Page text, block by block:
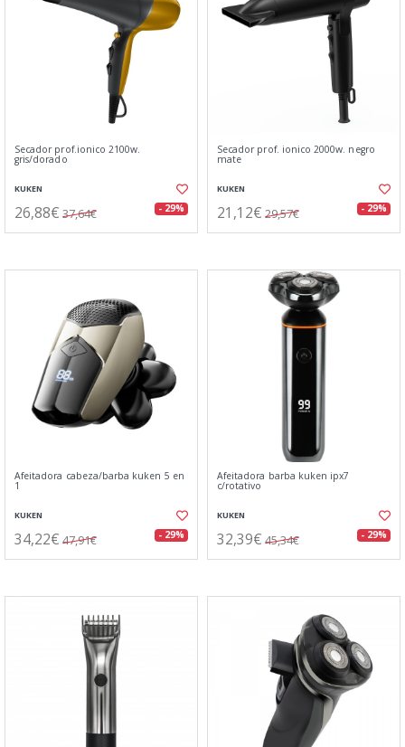
Secador prof.ionico 2100w.
gris/dorado
KUKEN
26,88€ 37,64€ - 29%
Secador prof. ionico 2000w. negro
mate
KUKEN
21,12€ 29,57€ - 29%
Afeitadora cabeza/barba kuken 5 en
1
KUKEN
34,22€ 47,91€ - 29%
Afeitadora barba kuken ipx7
c/rotativo
KUKEN
32,39€ 45,34€ - 29%